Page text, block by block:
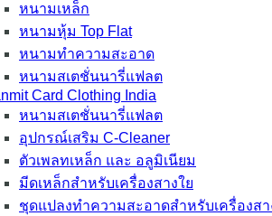
หนามเหล็ก
หนามหุ้ม Top Flat
หนามทำความสะอาด
หนามสเตชั่นนารี่แฟลต
Card Clothing India
หนามสเตชั่นนารี่แฟลต
อุปกรณ์เสริม C-Cleaner
ตัวเพลทเหล็ก และ อลูมิเนียม
มีดเหล็กสำหรับเครื่องสางใย
ชุดแปลงทำความสะอาดสำหรับเครื่องสา